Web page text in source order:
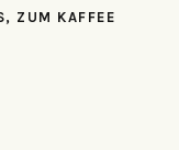
, ZUM KAFFEE